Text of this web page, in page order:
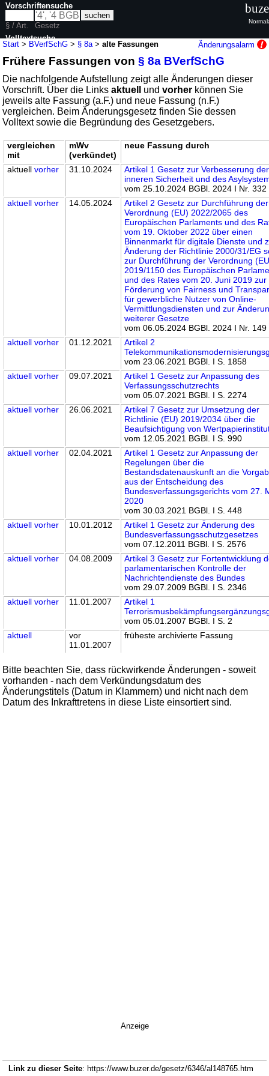
Start > BVerfSchG > § 8a >alte Fassungen Änderungsalarm
Frühere Fassungen von§ 8a BVerfSchG
Die nachfolgende Aufstellung zeigt alle Änderungen dieser
Vorschrift. Über die Linksaktuell undvorher können Sie
jeweils alte Fassung (a.F.) und neue Fassung (n.F.)
vergleichen. Beim Änderungsgesetz finden Sie dessen
Volltext sowie die Begründung des Gesetzgebers.
vergleichen
mit
mWv
(verkündet)
neue Fassung durch
aktuellvorher 31.10.2024
Artikel 1 Gesetz zur Verbesserung der
inneren Sicherheit und des
vom 25.10.2024 BGBl. 2024 I Nr. 332
aktuell vorher 14.05.2024
Artikel 2 Gesetz zur Durchführung der
Verordnung (EU) 2022/2065 des
Europäischen Parlaments und des
vom 19. Oktober 2022 über einen
Binnenmarkt für digitale Dienste und
Änderung der Richtlinie 2000/31/EG
zur Durchführung der Verordnung
2019/1150 des Europäischen
und des Rates vom 20. Juni 2019 zur
Förderung von Fairness und
für gewerbliche Nutzer von Online-
Vermittlungsdiensten und zur
weiterer Gesetze
vom 06.05.2024 BGBl. 2024 I Nr. 149
aktuell vorher 01.12.2021
Artikel 2
vom 23.06.2021 BGBl. I S. 1858
aktuell vorher 09.07.2021
Artikel 1 Gesetz zur Anpassung des
Verfassungsschutzrechts
vom 05.07.2021 BGBl. I S. 2274
aktuell vorher 26.06.2021
Artikel 7 Gesetz zur Umsetzung der
Richtlinie (EU) 2019/2034 über die
Beaufsichtigung von
vom 12.05.2021 BGBl. I S. 990
aktuell vorher 02.04.2021
Artikel 1 Gesetz zur Anpassung der
Regelungen über die
Bestandsdatenauskunft an die
aus der Entscheidung des
Bundesverfassungsgerichts vom 27.
2020
vom 30.03.2021 BGBl. I S. 448
aktuell vorher 10.01.2012
Artikel 1 Gesetz zur Änderung des
Bundesverfassungsschutzgesetzes
vom 07.12.2011 BGBl. I S. 2576
aktuell vorher 04.08.2009
Artikel 3 Gesetz zur Fortentwicklung
parlamentarischen Kontrolle der
Nachrichtendienste des Bundes
vom 29.07.2009 BGBl. I S. 2346
aktuell vorher 11.01.2007
Artikel 1
vom 05.01.2007 BGBl. I S. 2
aktuell
vor
11.01.2007
früheste archivierte Fassung
Bitte beachten Sie, dass rückwirkende Änderungen - soweit
vorhanden - nach dem Verkündungsdatum des
Änderungstitels (Datum in Klammern) und nicht nach dem
Datum des Inkrafttretens in diese Liste einsortiert sind.
Vorschriftensuche
§ / Art.
Gesetz
Volltextsuche
nur in BVerfSchG
Anzeige
Link zu dieser Seite: https://www.buzer.de/gesetz/6346/al148765.htm